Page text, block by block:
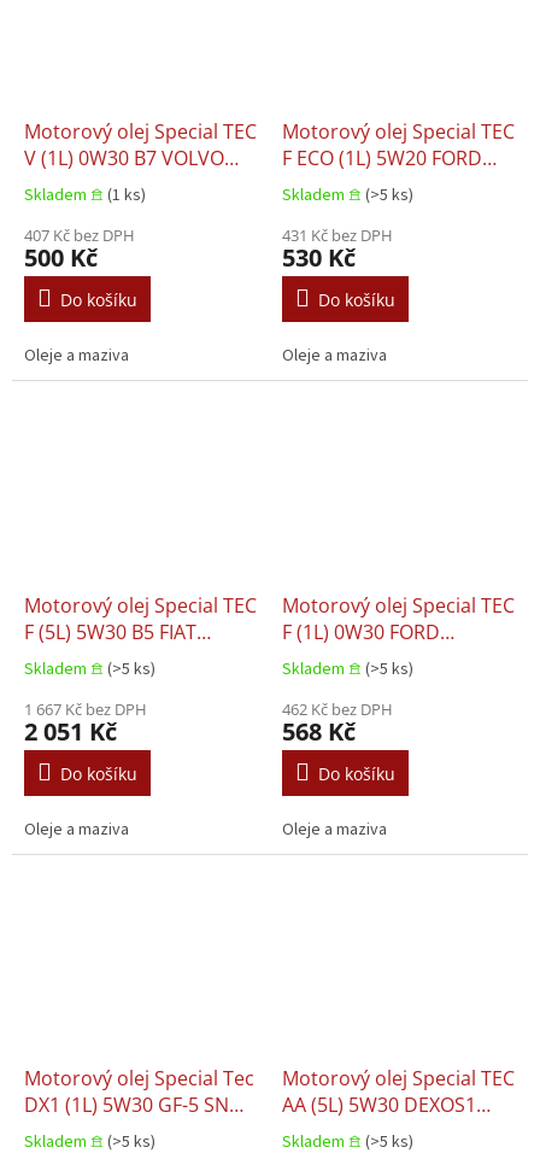
Motorový olej Special TEC
V (1L) 0W30 B7 VOLVO
95200377
Skladem 𖠿 (1 ks)
407 Kč bez DPH
500 Kč
Do košíku
Oleje a maziva
Motorový olej Special TEC
F ECO (1L) 5W20 FORD
M2C948 B JAGUAR
03.5004 LAND ROVER
03.5004
Skladem 𖠿 (>5 ks)
431 Kč bez DPH
530 Kč
Do košíku
Oleje a maziva
Motorový olej Special TEC
F (5L) 5W30 B5 FIAT
9.55535 G1 FORD M2C913
A FORD M2C913 B FORD
M2C913 C FORD M2C913
D FORD WSS-M2C913-D
IVECO 18-1811 S1
STJLR.03.5003
Skladem 𖠿 (>5 ks)
1 667 Kč bez DPH
2 051 Kč
Do košíku
Oleje a maziva
Motorový olej Special TEC
F (1L) 0W30 FORD
M2C950 A JAGUAR
03.5007 LAND ROVER
03.5007
Skladem 𖠿 (>5 ks)
462 Kč bez DPH
568 Kč
Do košíku
Oleje a maziva
Motorový olej Special Tec
DX1 (1L) 5W30 GF-5 SN
DEXOS1 GEN2 FORD
Skladem 𖠿 (>5 ks)
Motorový olej Special TEC
AA (5L) 5W30 DEXOS1
GEN3 FIAT 9.55535 CR1
Skladem 𖠿 (>5 ks)